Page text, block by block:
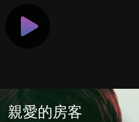
親愛的房客